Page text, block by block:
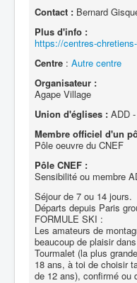
Contact : Bernard
Plus d'info :
https://centres-
Centre : Autre centre
Organisateur :
Agape Village
Union d'églises : ADD
Membre officiel d'un
Pôle oeuvre du CNEF
Pôle CNEF :
Sensibilité ou membre
Séjour de 7 ou 14 jours.
Départs depuis Paris
FORMULE SKI :
Les amateurs de
beaucoup de plaisir
Tourmalet (la plus
18 ans, à toi de choisir
de 12 ans), confirmé ou